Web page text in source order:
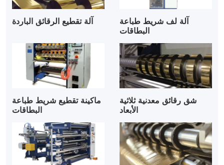
آلة تقطيع الرقائق الباردة
آلة لف شريط طباعة
البطاقات
ماكينة تقطيع شريط طباعة
البطاقات
شق رقائق معدنية ثلاثية
الأبعاد